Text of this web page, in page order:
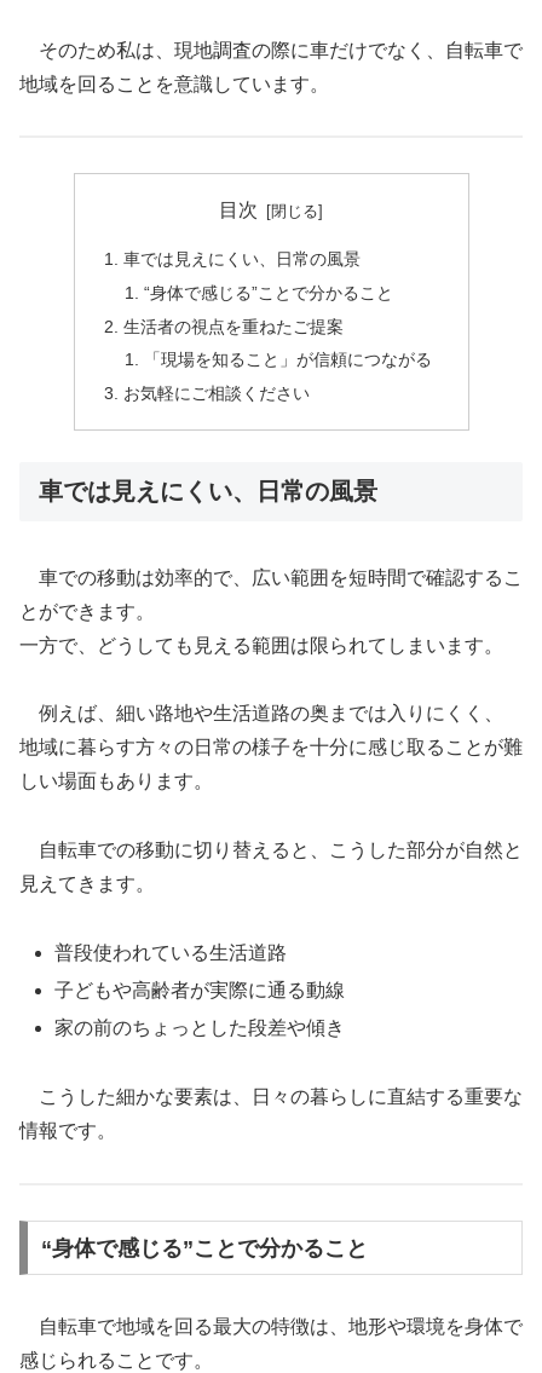
そのため私は、現地調査の際に車だけでなく、自転車で
地域を回ることを意識しています。
目次
車では見えにくい、日常の風景
“身体で感じる”ことで分かること
生活者の視点を重ねたご提案
「現場を知ること」が信頼につながる
お気軽にご相談ください
車では見えにくい、日常の風景
車での移動は効率的で、広い範囲を短時間で確認するこ
とができます。
一方で、どうしても見える範囲は限られてしまいます。
例えば、細い路地や生活道路の奥までは入りにくく、
地域に暮らす方々の日常の様子を十分に感じ取ることが難
しい場面もあります。
自転車での移動に切り替えると、こうした部分が自然と
見えてきます。
普段使われている生活道路
子どもや高齢者が実際に通る動線
家の前のちょっとした段差や傾き
こうした細かな要素は、日々の暮らしに直結する重要な
情報です。
“身体で感じる”ことで分かること
自転車で地域を回る最大の特徴は、地形や環境を身体で
感じられることです。